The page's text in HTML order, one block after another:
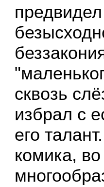
сквозь
избрал с
его
комика,